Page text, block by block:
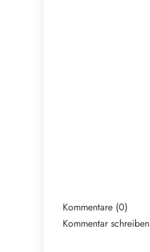
Kommentare (0)
Kommentar schreiben